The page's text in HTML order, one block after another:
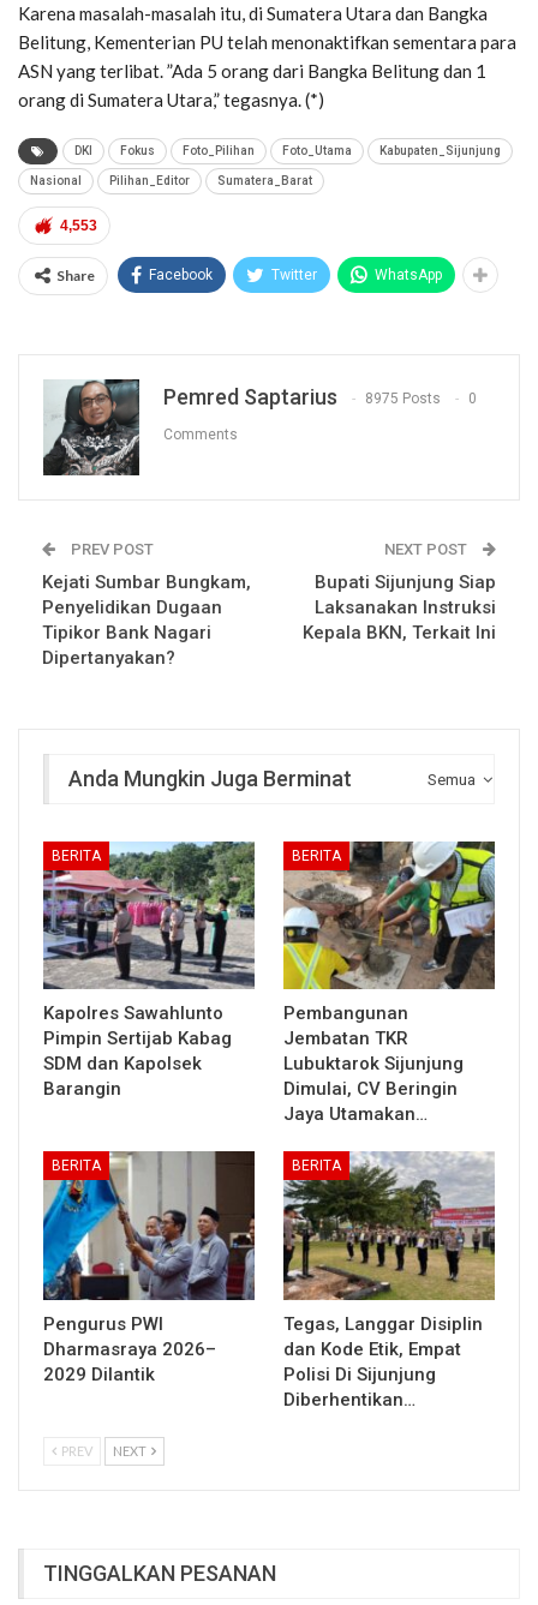
Karena masalah-masalah itu, di Sumatera Utara dan Bangka
Belitung, Kementerian PU telah menonaktifkan sementara para
ASN yang terlibat. ”Ada 5 orang dari Bangka Belitung dan 1
orang di Sumatera Utara,” tegasnya. (*)
DKI Fokus Foto_Pilihan Foto_Utama Kabupaten_Sijunjung
Nasional Pilihan_Editor Sumatera_Barat
4,553
Share Facebook Twitter WhatsApp
Pemred Saptarius 8975 Posts 0
Comments
PREV POST
Kejati Sumbar Bungkam,
Penyelidikan Dugaan
Tipikor Bank Nagari
Dipertanyakan?
NEXT POST
Bupati Sijunjung Siap
Laksanakan Instruksi
Kepala BKN, Terkait Ini
Semua
Anda Mungkin Juga Berminat
BERITA
Kapolres Sawahlunto
Pimpin Sertijab Kabag
SDM dan Kapolsek
Barangin
BERITA
Pembangunan
Jembatan TKR
Lubuktarok Sijunjung
Dimulai, CV Beringin
Jaya Utamakan…
BERITA
Pengurus PWI
Dharmasraya 2026–
2029 Dilantik
BERITA
Tegas, Langgar Disiplin
dan Kode Etik, Empat
Polisi Di Sijunjung
Diberhentikan…
PREV NEXT
TINGGALKAN PESANAN